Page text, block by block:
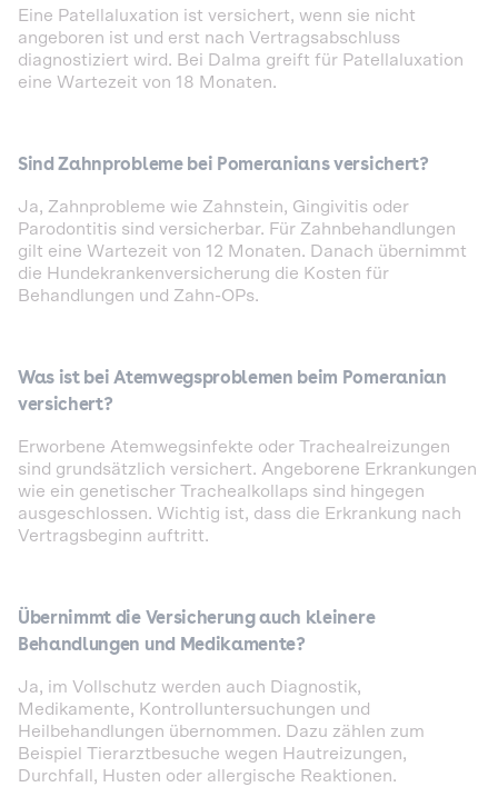
Eine Patellaluxation ist versichert, wenn sie nicht
angeboren ist und erst nach Vertragsabschluss
diagnostiziert wird. Bei Dalma greift für Patellaluxation
eine Wartezeit von 18 Monaten.
Sind Zahnprobleme bei Pomeranians versichert?
Ja, Zahnprobleme wie Zahnstein, Gingivitis oder
Parodontitis sind versicherbar. Für Zahnbehandlungen
gilt eine Wartezeit von 12 Monaten. Danach übernimmt
die Hundekrankenversicherung die Kosten für
Behandlungen und Zahn-OPs.
Was ist bei Atemwegsproblemen beim Pomeranian
versichert?
Erworbene Atemwegsinfekte oder Trachealreizungen
sind grundsätzlich versichert. Angeborene Erkrankungen
wie ein genetischer Trachealkollaps sind hingegen
ausgeschlossen. Wichtig ist, dass die Erkrankung nach
Vertragsbeginn auftritt.
Übernimmt die Versicherung auch kleinere
Behandlungen und Medikamente?
Ja, im Vollschutz werden auch Diagnostik,
Medikamente, Kontrolluntersuchungen und
Heilbehandlungen übernommen. Dazu zählen zum
Beispiel Tierarztbesuche wegen Hautreizungen,
Durchfall, Husten oder allergische Reaktionen.